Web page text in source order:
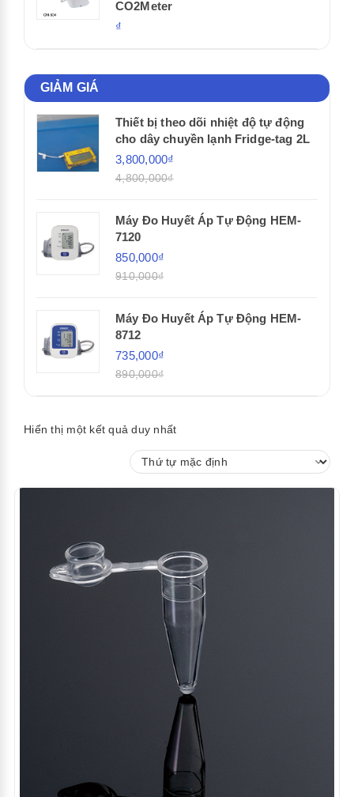
CO2Meter
₫
GIẢM GIÁ
Thiết bị theo dõi nhiệt độ tự động
cho dây chuyền lạnh Fridge-tag 2L
3,800,000₫
4,800,000₫
Máy Đo Huyết Áp Tự Động HEM-
7120
850,000₫
910,000₫
Máy Đo Huyết Áp Tự Động HEM-
8712
735,000₫
890,000₫
Hiển thị một kết quả duy nhất